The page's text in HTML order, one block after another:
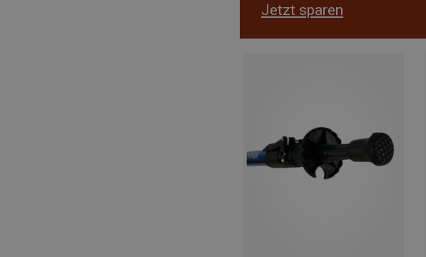
Jetzt sparen